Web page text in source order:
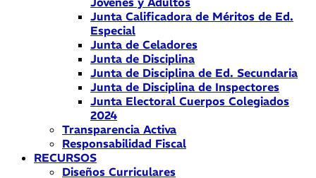
Junta Calificadora de Méritos de Ed.
Especial
Junta de Celadores
Junta de Disciplina
Junta de Disciplina de Ed. Secundaria
Junta de Disciplina de Inspectores
Junta Electoral Cuerpos Colegiados
2024
Transparencia Activa
Responsabilidad Fiscal
RECURSOS
Diseños Curriculares